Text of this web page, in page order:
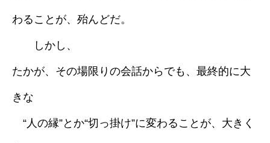
わることが、殆んどだ。
しかし、
たかが、その場限りの会話からでも、最終的に大
きな
“人の縁”とか“切っ掛け”に変わることが、大きく